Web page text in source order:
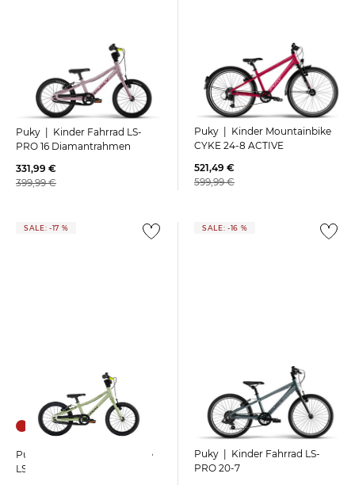
Puky | Kinder Fahrrad LS-
PRO 16 Diamantrahmen
331,99 €
399,99 €
Puky | Kinder Mountainbike
CYKE 24-8 ACTIVE
521,49 €
599,99 €
SALE: -17 %
Puky | Kinder Mountainbike
LS-PRO 14
SALE: -16 %
Puky | Kinder Fahrrad LS-
PRO 20-7